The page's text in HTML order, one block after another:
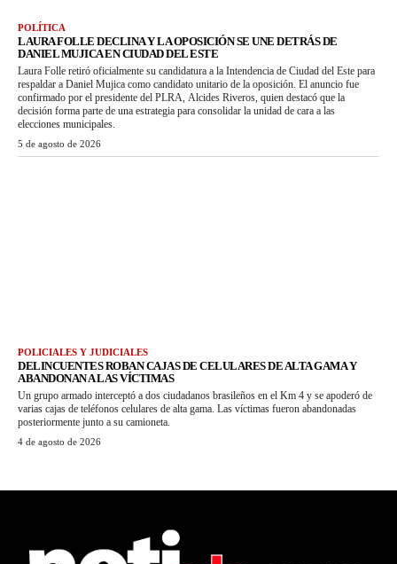
POLÍTICA
LAURA FOLLE DECLINA Y LA OPOSICIÓN SE UNE DETRÁS DE
DANIEL MUJICA EN CIUDAD DEL ESTE
Laura Folle retiró oficialmente su candidatura a la Intendencia de Ciudad del Este para
respaldar a Daniel Mujica como candidato unitario de la oposición. El anuncio fue
confirmado por el presidente del PLRA, Alcides Riveros, quien destacó que la
decisión forma parte de una estrategia para consolidar la unidad de cara a las
elecciones municipales.
5 de agosto de 2026
POLICIALES Y JUDICIALES
DELINCUENTES ROBAN CAJAS DE CELULARES DE ALTA GAMA Y
ABANDONAN A LAS VÍCTIMAS
Un grupo armado interceptó a dos ciudadanos brasileños en el Km 4 y se apoderó de
varias cajas de teléfonos celulares de alta gama. Las víctimas fueron abandonadas
posteriormente junto a su camioneta.
4 de agosto de 2026